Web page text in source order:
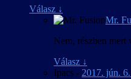
Válasz ↓
Mr.
Nem, részben mert
Válasz ↓
Ipacs - 2017. jún.